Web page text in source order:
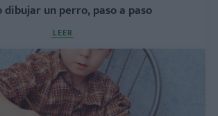
dibujar un perro, paso a paso
LEER